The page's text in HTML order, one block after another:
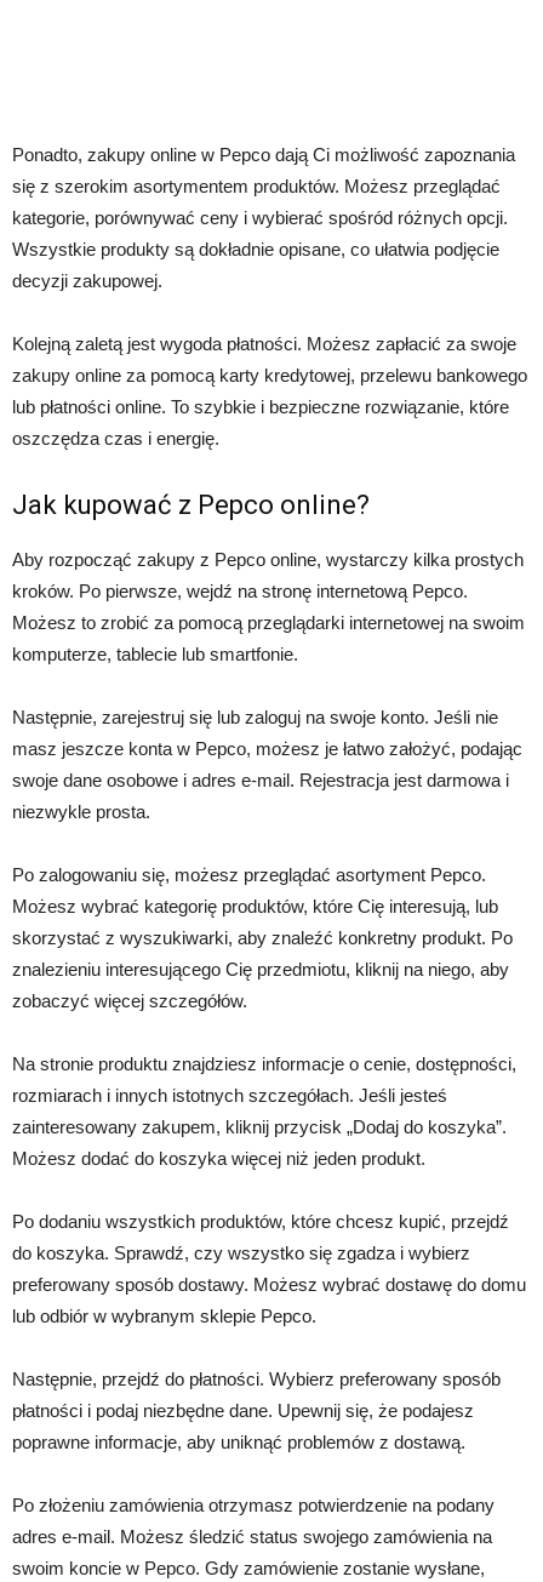
Ponadto, zakupy online w Pepco dają Ci możliwość zapoznania
się z szerokim asortymentem produktów. Możesz przeglądać
kategorie, porównywać ceny i wybierać spośród różnych opcji.
Wszystkie produkty są dokładnie opisane, co ułatwia podjęcie
decyzji zakupowej.
Kolejną zaletą jest wygoda płatności. Możesz zapłacić za swoje
zakupy online za pomocą karty kredytowej, przelewu bankowego
lub płatności online. To szybkie i bezpieczne rozwiązanie, które
oszczędza czas i energię.
Jak kupować z Pepco online?
Aby rozpocząć zakupy z Pepco online, wystarczy kilka prostych
kroków. Po pierwsze, wejdź na stronę internetową Pepco.
Możesz to zrobić za pomocą przeglądarki internetowej na swoim
komputerze, tablecie lub smartfonie.
Następnie, zarejestruj się lub zaloguj na swoje konto. Jeśli nie
masz jeszcze konta w Pepco, możesz je łatwo założyć, podając
swoje dane osobowe i adres e-mail. Rejestracja jest darmowa i
niezwykle prosta.
Po zalogowaniu się, możesz przeglądać asortyment Pepco.
Możesz wybrać kategorię produktów, które Cię interesują, lub
skorzystać z wyszukiwarki, aby znaleźć konkretny produkt. Po
znalezieniu interesującego Cię przedmiotu, kliknij na niego, aby
zobaczyć więcej szczegółów.
Na stronie produktu znajdziesz informacje o cenie, dostępności,
rozmiarach i innych istotnych szczegółach. Jeśli jesteś
zainteresowany zakupem, kliknij przycisk „Dodaj do koszyka”.
Możesz dodać do koszyka więcej niż jeden produkt.
Po dodaniu wszystkich produktów, które chcesz kupić, przejdź
do koszyka. Sprawdź, czy wszystko się zgadza i wybierz
preferowany sposób dostawy. Możesz wybrać dostawę do domu
lub odbiór w wybranym sklepie Pepco.
Następnie, przejdź do płatności. Wybierz preferowany sposób
płatności i podaj niezbędne dane. Upewnij się, że podajesz
poprawne informacje, aby uniknąć problemów z dostawą.
Po złożeniu zamówienia otrzymasz potwierdzenie na podany
adres e-mail. Możesz śledzić status swojego zamówienia na
swoim koncie w Pepco. Gdy zamówienie zostanie wysłane,